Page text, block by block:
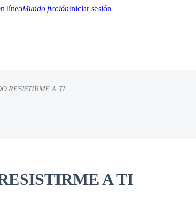
Mundo ficciónIniciar sesión
RESISTIRME A TI
A TI